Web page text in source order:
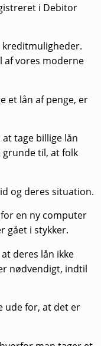
i Debitor
kreditmuligheder.
af vores moderne
et lån af penge, er
tage billige lån
grunde til, at folk
og deres situation.
en ny computer
gået i stykker.
deres lån ikke
nødvendigt, indtil
ude for, at det er